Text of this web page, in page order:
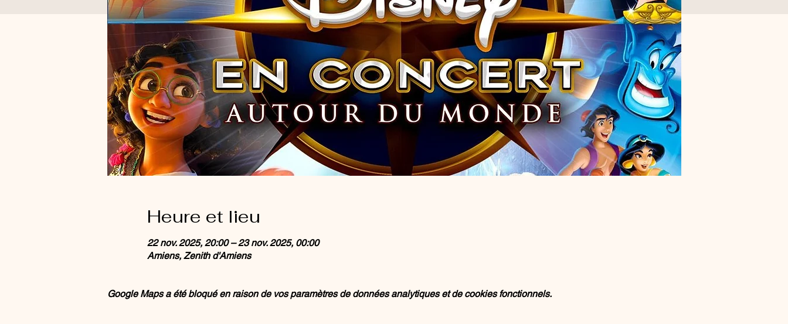
Heure et lieu
22 nov. 2025, 20:00 – 23 nov. 2025, 00:00
Amiens, Zenith d'Amiens
Google Maps a été bloqué en raison de vos paramètres de données analytiques et de cookies fonctionnels.